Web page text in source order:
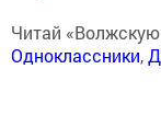
Читай
Одноклассники,